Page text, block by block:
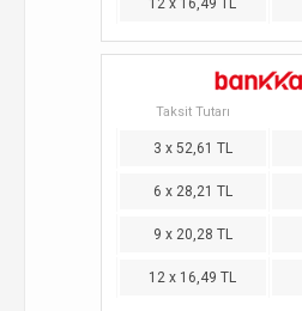
12 x 16,49 TL
Taksit Tutarı
3 x 52,61 TL
6 x 28,21 TL
9 x 20,28 TL
12 x 16,49 TL